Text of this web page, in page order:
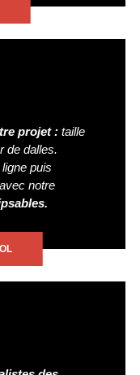
projet : taille
de dalles.
puis
notre